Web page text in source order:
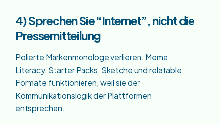
4) Sprechen Sie “Internet”, nicht die
Pressemitteilung
Polierte Markenmonologe verlieren. Meme
Literacy, Starter Packs, Sketche und relatable
Formate funktionieren, weil sie der
Kommunikationslogik der Plattformen
entsprechen.